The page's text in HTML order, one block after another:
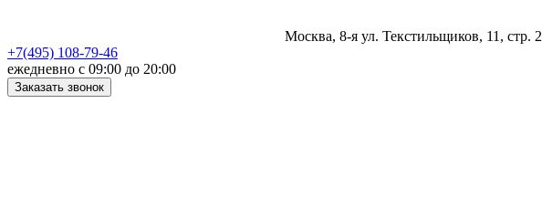
Москва, 8-я ул. Текстильщиков, 11, стр. 2
+7(495) 108-79-46
ежедневно с 09:00 до 20:00
Заказать звонок